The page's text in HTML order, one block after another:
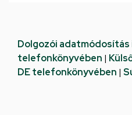
Dolgozói adatmódosítás
telefonkönyvében |
DE telefonkönyvében |